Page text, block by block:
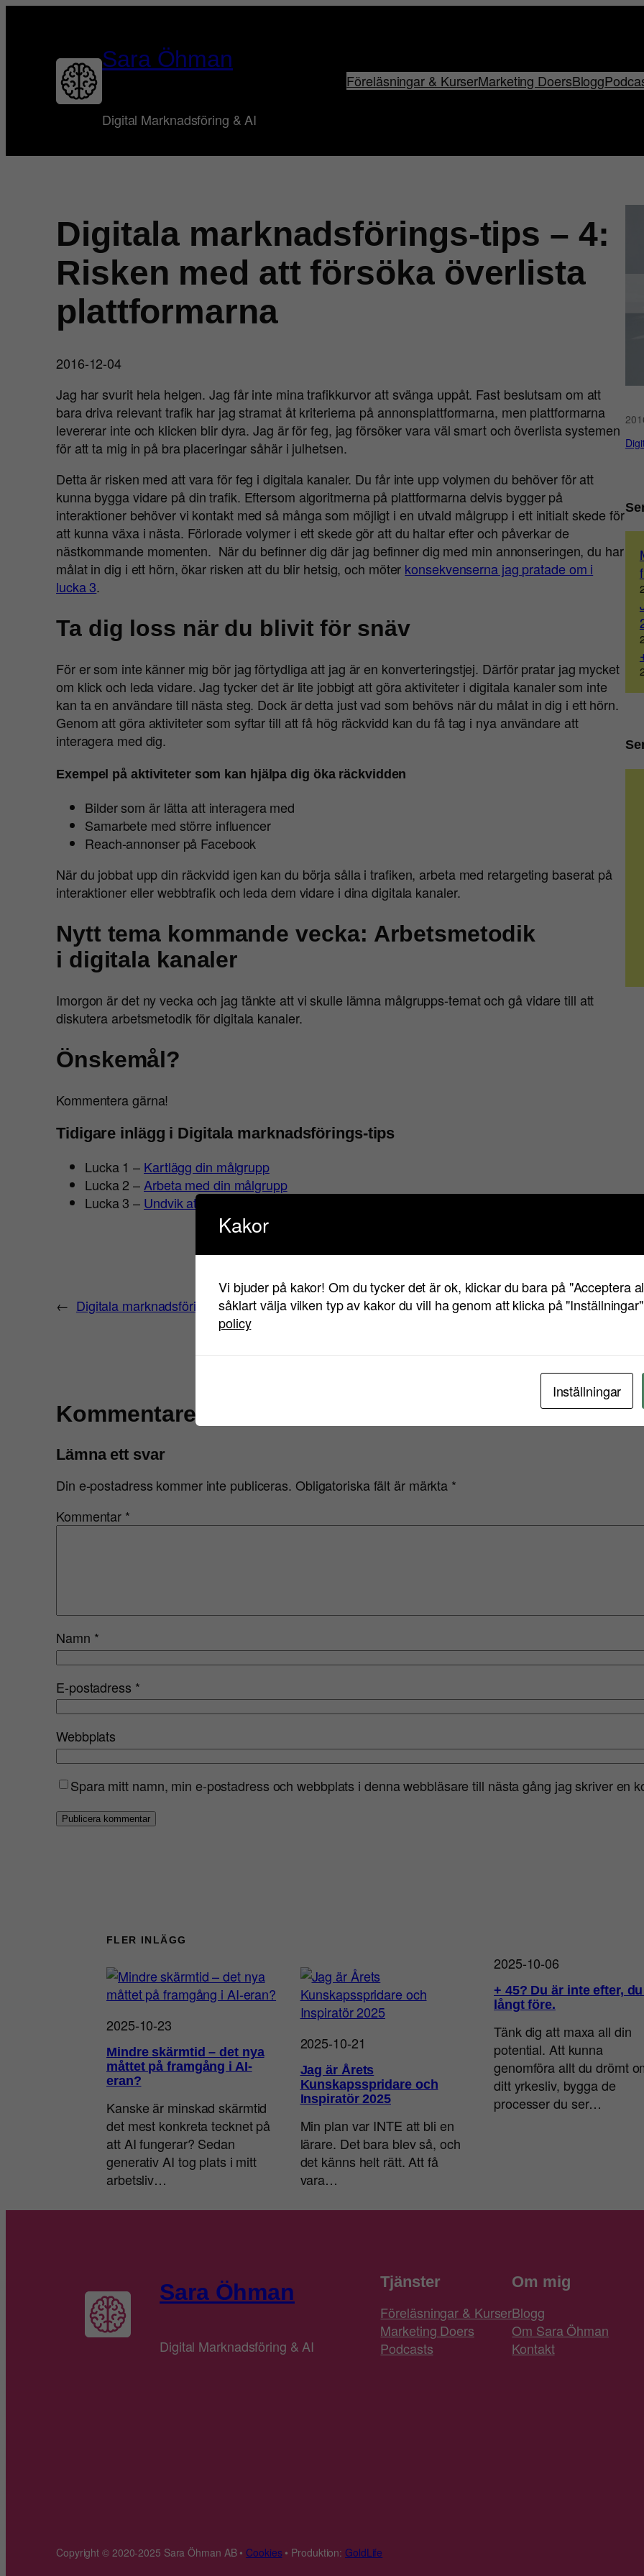
Sara Öhman
Digital Marknadsföring & AI
Föreläsningar & KurserMarketing DoersBlogg
Digitala marknadsförings-tips – 4:
Risken med att försöka överlista
plattformarna
2016-12-04
Jag har svurit hela helgen. Jag får inte mina trafikkurvor att svänga uppåt. Fast beslutsam om att
bara driva relevant trafik har jag stramat åt kriterierna på annonsplattformarna, men plattformarna
levererar inte och klicken blir dyra. Jag är för feg, jag försöker vara väl smart och överlista systemen
för att ta mig in på bra placeringar såhär i julhetsen.
Detta är risken med att vara för feg i digitala kanaler. Du får inte upp volymen du behöver för att
kunna bygga vidare på din trafik. Eftersom algoritmerna på plattformarna delvis bygger på
interaktioner behöver vi kontakt med så många som möjligt i en utvald målgrupp i ett initialt skede för
att kunna växa i nästa. Förlorade volymer i ett skede gör att du haltar efter och påverkar de
nästkommande momenten. När du befinner dig där jag befinner dig med min annonseringen, du har
målat in dig i ett hörn, ökar risken att du blir hetsig, och möter konsekvenserna jag pratade om i
lucka 3.
Ta dig loss när du blivit för snäv
För er som inte känner mig bör jag förtydliga att jag är en konverteringstjej. Därför pratar jag mycket
om klick och leda vidare. Jag tycker det är lite jobbigt att göra aktiviteter i digitala kanaler som inte
kan ta en användare till nästa steg. Dock är detta just vad som behövs när du målat in dig i ett hörn.
Genom att göra aktiviteter som syftar till att få hög räckvidd kan du få tag i nya användare att
interagera med dig.
Exempel på aktiviteter som kan hjälpa dig öka räckvidden
Bilder som är lätta att interagera med
Samarbete med större influencer
Reach-annonser på Facebook
När du jobbat upp din räckvidd igen kan du börja sålla i trafiken, arbeta med retargeting baserat på
interaktioner eller webbtrafik och leda dem vidare i dina digitala kanaler.
Nytt tema kommande vecka: Arbetsmetodik
i digitala kanaler
Imorgon är det ny vecka och jag tänkte att vi skulle lämna målgrupps-temat och gå vidare till att
diskutera arbetsmetodik för digitala kanaler.
Önskemål?
Kommentera gärna!
Tidigare inlägg i Digitala marknadsförings-tips
Lucka 1 – Kartlägg din målgrupp
Lucka 2 –Arbeta med din målgrupp
Lucka 3 – Undvik att hamna snett
← Digitala marknadsförings-tips – 3: Undvik att hamna snett Digitala
Kommentarer
Lämna ett svar
Din e-postadress kommer inte publiceras. Obligatoriska fält är märkta *
Kommentar *
Namn *
E-postadress *
Webbplats
Spara mitt namn, min e-postadress och webbplats i denna webbläsare till nästa gång jag skriver en
FLER INLÄGG
2025-10-23
Mindre skärmtid – det nya
måttet på framgång i AI-
eran?
Kanske är minskad skärmtid
det mest konkreta tecknet på
att AI fungerar? Sedan
generativ AI tog plats i mitt
arbetsliv…
2025-10-21
Jag är Årets
Kunskapsspridare och
Inspiratör 2025
Min plan var INTE att bli en
lärare. Det bara blev så, och
det känns helt rätt. Att få
vara…
2025-10-06
+ 45? Du är inte efter,
långt före.
Tänk dig att maxa all din
potential. Att kunna
genomföra allt du drömt
ditt yrkesliv, bygga de
processer du ser…
Sara Öhman
Digital Marknadsföring & AI
Tjänster
Föreläsningar & Kurser
Marketing Doers
Podcasts
Om mig
Blogg
Om Sara Öhman
Kontakt
Copyright © 2020-2025 Sara Öhman AB • Cookies• Produktion:GoldLife
Kakor
Vi bjuder på kakor! Om du tycker det är ok, klickar du bara på "Acceptera
såklart välja vilken typ av kakor du vill ha genom att klicka på
policy
Inställningar